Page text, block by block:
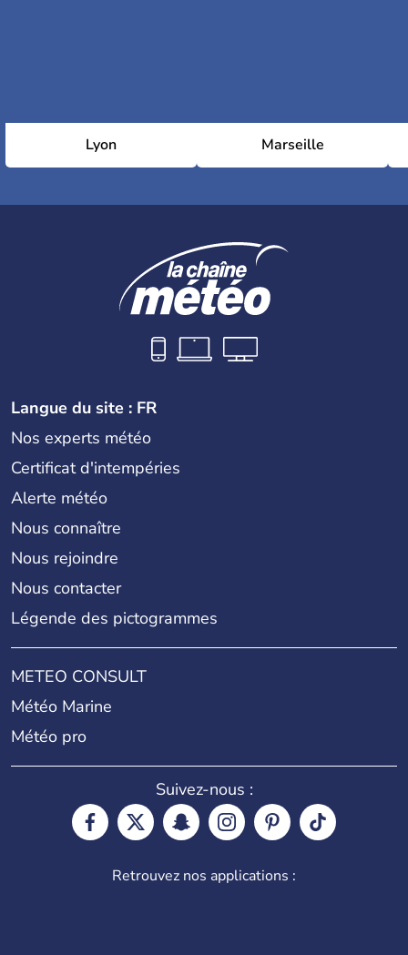
Lyon Marseille
Langue du site : FR
Nos experts météo
Certificat d'intempéries
Alerte météo
Nous connaître
Nous rejoindre
Nous contacter
Légende des pictogrammes
METEO CONSULT
Météo Marine
Météo pro
Suivez-nous :
Retrouvez nos applications :